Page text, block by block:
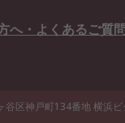
へ・よくあるご質問
区神戸町134番地 横浜